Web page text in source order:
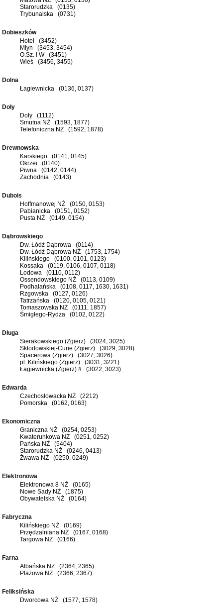
Starorudzka (0135)
Trybunalska (0731)
Dobieszków
Hotel (3452)
Młyn (3453, 3454)
O.Sz. i W (3451)
Wieś (3456, 3455)
Dolna
Łagiewnicka (0136, 0137)
Doły
Doły (1112)
Smutna NŻ (1593, 1877)
Telefoniczna NŻ (1592, 1878)
Drewnowska
Karskiego (0141, 0145)
Okrzei (0140)
Piwna (0142, 0144)
Zachodnia (0143)
Dubois
Hoffmanowej NŻ (0150, 0153)
Pabianicka (0151, 0152)
Pusta NŻ (0149, 0154)
Dąbrowskiego
Dw. Łódź Dąbrowa (0114)
Dw. Łódź Dąbrowa NŻ (1753, 1754)
Kilińskiego (0100, 0101, 0123)
Kossaka (0119, 0106, 0107, 0118)
Lodowa (0110, 0112)
Ossendowskiego NŻ (0113, 0109)
Podhalańska (0108, 0117, 1630, 1631)
Rzgowska (0127, 0126)
Tatrzańska (0120, 0105, 0121)
Tomaszowska NŻ (0111, 1857)
Śmigłego-Rydza (0102, 0122)
Długa
Sierakowskiego (Zgierz) (3024, 3025)
Skłodowskiej-Curie (Zgierz) (3029, 3028)
Spacerowa (Zgierz) (3027, 3026)
pl. Kilińskiego (Zgierz) (3031, 3221)
Łagiewnicka (Zgierz) # (3022, 3023)
Edwarda
Czechosłowacka NŻ (2212)
Pomorska (0162, 0163)
Ekonomiczna
Graniczna NŻ (0254, 0253)
Kwaterunkowa NŻ (0251, 0252)
Pańska NŻ (5404)
Starorudzka NŻ (0246, 0413)
Żwawa NŻ (0250, 0249)
Elektronowa
Elektronowa 8 NŻ (0165)
Nowe Sady NŻ (1875)
Obywatelska NŻ (0164)
Fabryczna
Kilińskiego NŻ (0169)
Przędzalniana NŻ (0167, 0168)
Targowa NŻ (0166)
Farna
Albańska NŻ (2364, 2365)
Plażowa NŻ (2366, 2367)
Feliksińska
Dworcowa NŻ (1577, 1578)